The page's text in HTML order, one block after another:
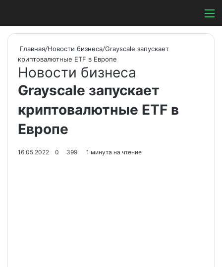
Switch skin
Главная/Новости бизнеса/Grayscale запускает
криптовалютные ETF в Европе
Новости бизнеса
Grayscale запускает
криптовалютные ETF в
Европе
16.05.2022 0 399 1 минута на чтение